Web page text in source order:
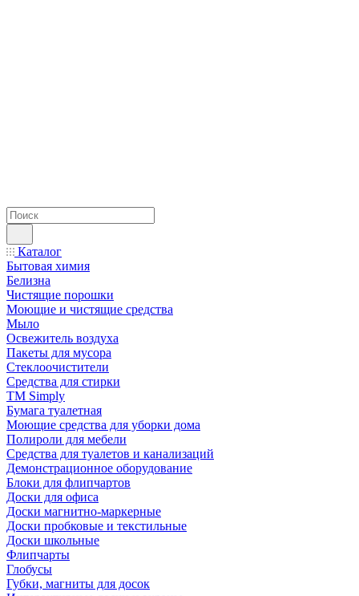
Каталог
Бытовая химия
Белизна
Чистящие порошки
Моющие и чистящие средства
Мыло
Освежитель воздуха
Пакеты для мусора
Стеклоочистители
Средства для стирки
TM Simply
Бумага туалетная
Моющие средства для уборки дома
Полироли для мебели
Средства для туалетов и канализаций
Демонстрационное оборудование
Блоки для флипчартов
Доски для офиса
Доски магнитно-маркерные
Доски пробковые и текстильные
Доски школьные
Флипчарты
Глобусы
Губки, магниты для досок